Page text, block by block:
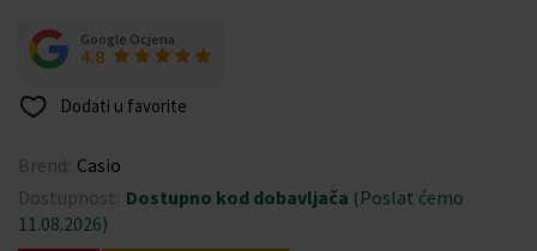
Google Ocjena
4.8
Dodati u favorite
Brend: Casio
Dostupnost: Dostupno kod dobavljača (Poslat ćemo
11.08.2026)